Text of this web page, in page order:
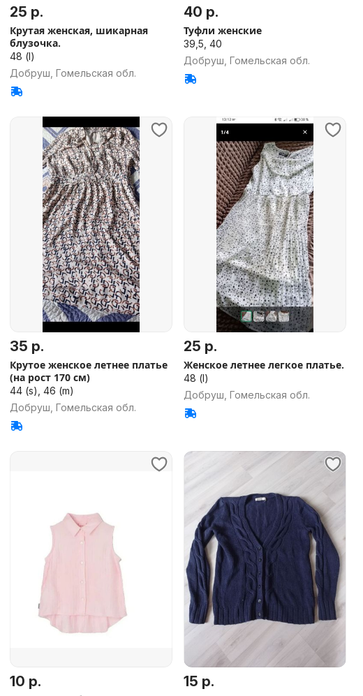
25 р.
Крутая женская, шикарная
блузочка.
48 (l)
Добруш, Гомельская обл.
40 р.
Туфли женские
39,5, 40
Добруш, Гомельская обл.
35 р.
Крутое женское летнее платье
(на рост 170 см)
44 (s), 46 (m)
Добруш, Гомельская обл.
25 р.
Женское летнее легкое платье.
48 (l)
Добруш, Гомельская обл.
10 р. 15 р.